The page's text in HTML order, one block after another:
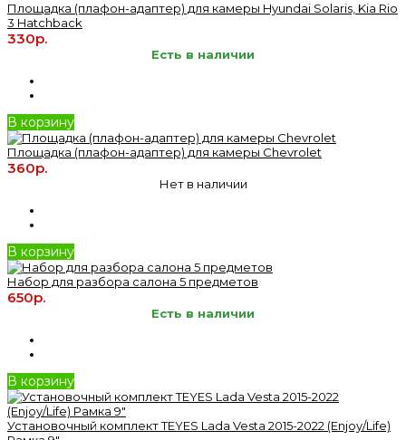
Площадка (плафон-адаптер) для камеры Hyundai Solaris, Kia Rio
3 Hatchback
330р.
Есть в наличии
В корзину
Площадка (плафон-адаптер) для камеры Chevrolet
360р.
Нет в наличии
В корзину
Набор для разбора салона 5 предметов
650р.
Есть в наличии
В корзину
Установочный комплект TEYES Lada Vesta 2015-2022 (Enjoy/Life)